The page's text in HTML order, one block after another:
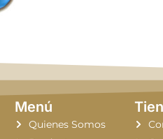
Menú
Quienes Somos